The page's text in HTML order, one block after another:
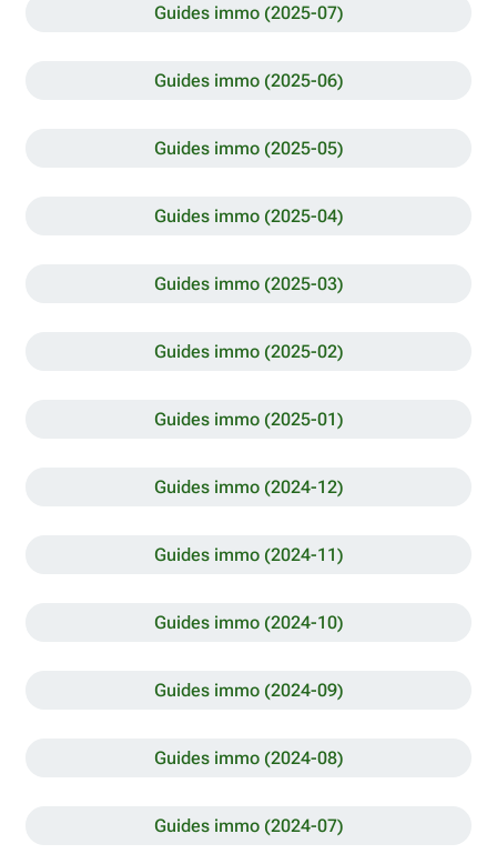
Guides immo (2025-07)
Guides immo (2025-06)
Guides immo (2025-05)
Guides immo (2025-04)
Guides immo (2025-03)
Guides immo (2025-02)
Guides immo (2025-01)
Guides immo (2024-12)
Guides immo (2024-11)
Guides immo (2024-10)
Guides immo (2024-09)
Guides immo (2024-08)
Guides immo (2024-07)